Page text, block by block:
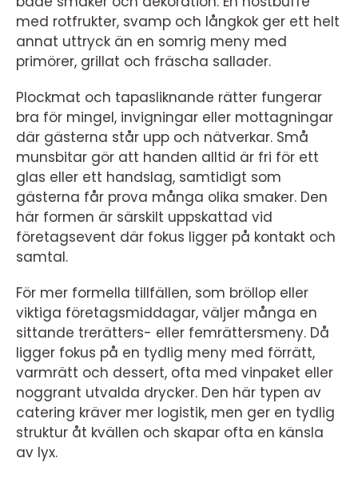
med rotfrukter, svamp och långkok ger ett helt
annat uttryck än en somrig meny med
primörer, grillat och fräscha sallader.
Plockmat och tapasliknande rätter fungerar
bra för mingel, invigningar eller mottagningar
där gästerna står upp och nätverkar. Små
munsbitar gör att handen alltid är fri för ett
glas eller ett handslag, samtidigt som
gästerna får prova många olika smaker. Den
här formen är särskilt uppskattad vid
företagsevent där fokus ligger på kontakt och
samtal.
För mer formella tillfällen, som bröllop eller
viktiga företagsmiddagar, väljer många en
sittande trerätters- eller femrättersmeny. Då
ligger fokus på en tydlig meny med förrätt,
varmrätt och dessert, ofta med vinpaket eller
noggrant utvalda drycker. Den här typen av
catering kräver mer logistik, men ger en tydlig
struktur åt kvällen och skapar ofta en känsla
av lyx.